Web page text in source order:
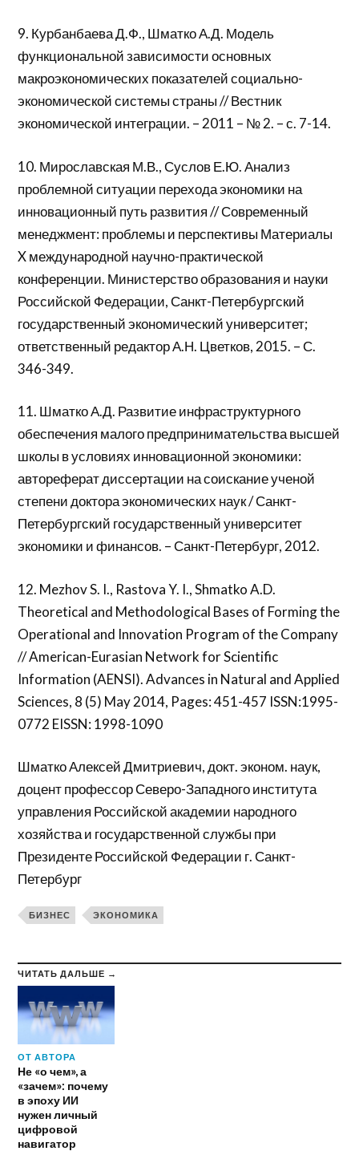
9. Курбанбаева Д.Ф., Шматко А.Д. Модель
функциональной зависимости основных
макроэкономических показателей социально-
экономической системы страны // Вестник
экономической интеграции. – 2011 – № 2. – с. 7-14.
10. Мирославская М.В., Суслов Е.Ю. Анализ
проблемной ситуации перехода экономики на
инновационный путь развития // Современный
менеджмент: проблемы и перспективы Материалы
X международной научно-практической
конференции. Министерство образования и науки
Российской Федерации, Санкт-Петербургский
государственный экономический университет;
ответственный редактор А.Н. Цветков, 2015. – С.
346-349.
11. Шматко А.Д. Развитие инфраструктурного
обеспечения малого предпринимательства высшей
школы в условиях инновационной экономики:
автореферат диссертации на соискание ученой
степени доктора экономических наук / Санкт-
Петербургский государственный университет
экономики и финансов. – Санкт-Петербург, 2012.
12. Mezhov S. I., Rastova Y. I., Shmatko A.D.
Theoretical and Methodological Bases of Forming the
Operational and Innovation Program of the Company
// American-Eurasian Network for Scientific
Information (AENSI). Advances in Natural and Applied
Sciences, 8 (5) May 2014, Pages: 451-457 ISSN:1995-
0772 EISSN: 1998-1090
Шматко Алексей Дмитриевич, докт. эконом. наук,
доцент профессор Северо-Западного института
управления Российской академии народного
хозяйства и государственной службы при
Президенте Российской Федерации г. Санкт-
Петербург
БИЗНЕС ЭКОНОМИКА
ЧИТАТЬ ДАЛЬШЕ →
ОТ АВТОРА
Не «о чем», а
«зачем»: почему
в эпоху ИИ
нужен личный
цифровой
навигатор